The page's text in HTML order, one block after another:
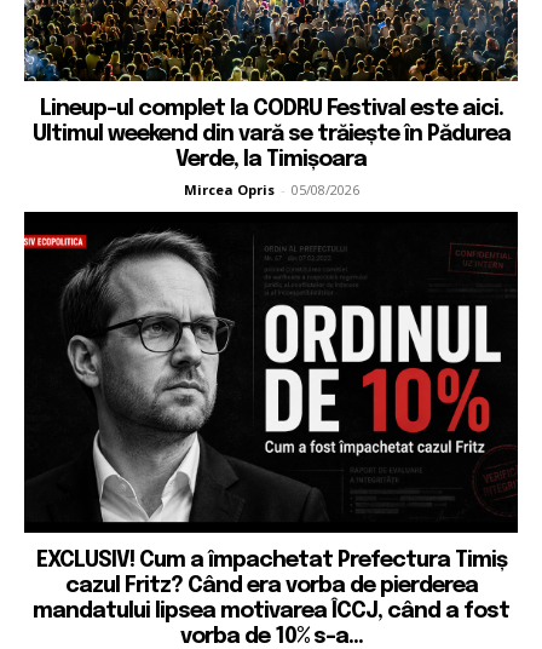
Lineup-ul complet la CODRU Festival este aici.
Ultimul weekend din vară se trăiește în Pădurea
Verde, la Timișoara
Mircea Opris - 05/08/2026
EXCLUSIV! Cum a împachetat Prefectura Timiș
cazul Fritz? Când era vorba de pierderea
mandatului lipsea motivarea ÎCCJ, când a fost
vorba de 10% s-a...